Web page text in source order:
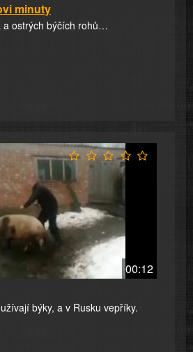
minuty
a ostrých býčích rohů…
00:12
býky, a v Rusku vepříky.